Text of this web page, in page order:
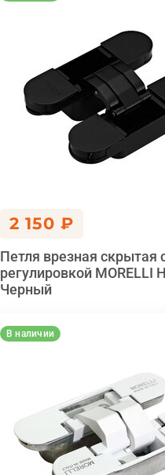
2 150 ₽
Петля врезная скрытая
регулировкой MORELLI
Черный
В наличии